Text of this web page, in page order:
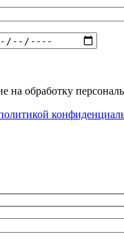
на обработку